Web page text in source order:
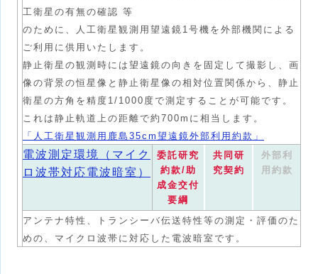
工衛星の有無の確認 等
のために、人工衛星観測用望遠鏡1号機を外部機関による
ご利用に供用いたします。
静止衛星の観測時には望遠鏡の向きを固定して撮影し、画
像の背景の恒星像と静止衛星像の相対位置関係から、静止
衛星の方角を精度1/1000度で測定することが可能です。
これは静止軌道上の距離で約700mに相当します。
「人工衛星観測用鹿島35cm望遠鏡外部利用約款」
電波測定環境（マイク
ロ波帯対応電波暗室）
委託研究
約款/助
成金交付
要綱
共同研
究契約
外部利
用約款
アンテナ特性、トランシーバ伝送特性等の測定・評価のた
めの、マイクロ波帯に対応した電波暗室です。